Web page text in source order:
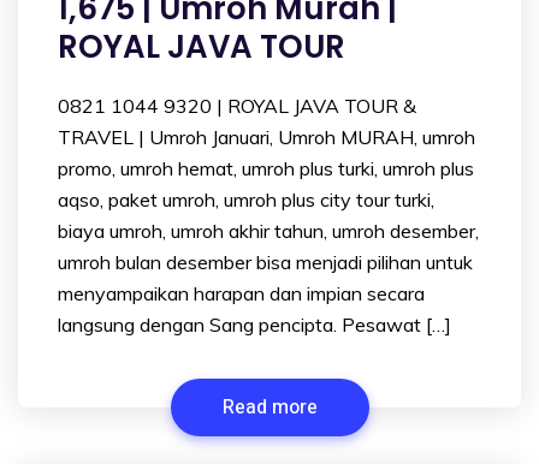
ROYAL JAVA TOUR
0821 1044 9320 | ROYAL JAVA TOUR &
TRAVEL | Umroh Januari, Umroh MURAH, umroh
promo, umroh hemat, umroh plus turki, umroh plus
aqso, paket umroh, umroh plus city tour turki,
biaya umroh, umroh akhir tahun, umroh desember,
umroh bulan desember bisa menjadi pilihan untuk
menyampaikan harapan dan impian secara
langsung dengan Sang pencipta. Pesawat […]
Read more